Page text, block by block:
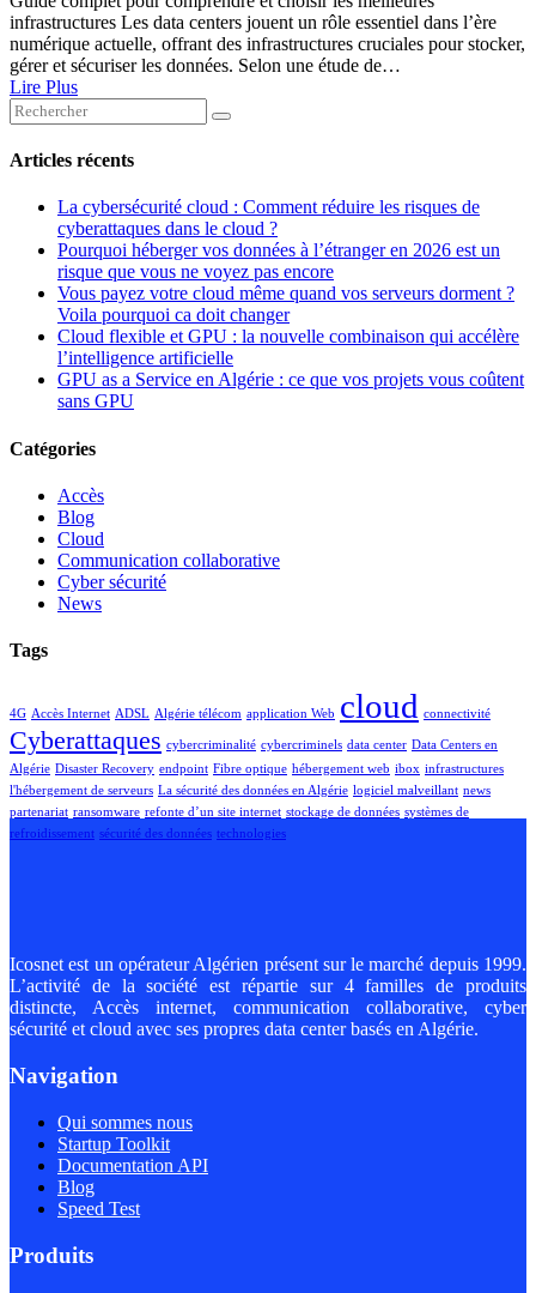
infrastructures Les data centers jouent un rôle essentiel dans l’ère
numérique actuelle, offrant des infrastructures cruciales pour stocker,
gérer et sécuriser les données. Selon une étude de…
Lire Plus
Articles récents
La cybersécurité cloud : Comment réduire les risques de
cyberattaques dans le cloud ?
Pourquoi héberger vos données à l’étranger en 2026 est un
risque que vous ne voyez pas encore
Vous payez votre cloud même quand vos serveurs dorment ?
Voila pourquoi ca doit changer
Cloud flexible et GPU : la nouvelle combinaison qui accélère
l’intelligence artificielle
GPU as a Service en Algérie : ce que vos projets vous coûtent
sans GPU
Catégories
Accès
Blog
Cloud
Communication collaborative
Cyber sécurité
News
Tags
4G Accès Internet ADSL Algérie télécom application Web cloud connectivité
Cyberattaques cybercriminalité cybercriminels data center Data Centers en
Algérie Disaster Recovery endpoint Fibre optique hébergement web ibox infrastructures
l'hébergement de serveurs La sécurité des données en Algérie logiciel malveillant news
partenariat ransomware refonte d’un site internet stockage de données systèmes de
refroidissement sécurité des données technologies
Icosnet est un opérateur Algérien présent sur le marché depuis 1999.
L’activité de la société est répartie sur 4 familles de produits
distincte, Accès internet, communication collaborative, cyber
sécurité et cloud avec ses propres data center basés en Algérie.
Navigation
Qui sommes nous
Startup Toolkit
Documentation API
Blog
Speed Test
Produits